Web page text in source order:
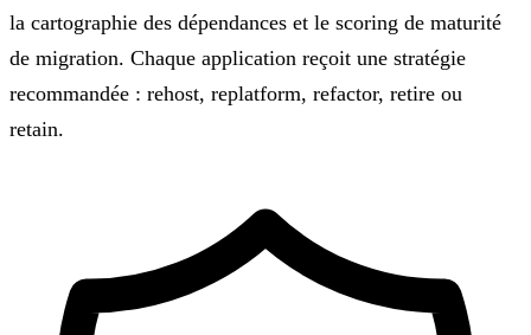
la cartographie des dépendances et le scoring de maturité
de migration. Chaque application reçoit une stratégie
recommandée : rehost, replatform, refactor, retire ou
retain.